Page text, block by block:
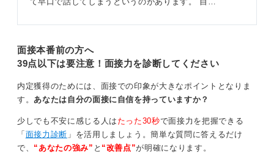
法です。
相手がゆっくり話す人であればこちらもゆっくり、少し
早口の人であればこちらも少しペースを上げる、という
ように調整することで、相手に安心感や親近感を持たせ
普段から友人や先生たちと話すときに、相手の話すペー
スを意識してみることで、自然にできるようになると思
面接本番前の方へ
39点以下は要注意！面接力を診断してください
内定獲得のためには、面接での印象が大きなポイントとなりま
す。あなたは自分の面接に自信を持っていますか？
少しでも不安に感じる人は たった30秒で面接力を把握できる
「 面接力診断 」を活用しましょう。簡単な質問に答えるだけ
で、 “あなたの強み” と “改善点”が明確になります。